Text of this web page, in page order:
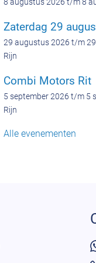
8 augustus 2026 t/m 8
Zaterdag 29
29 augustus 2026 t/m
Rijn
Combi Motors Rit
5 september 2026 t/m 5
Rijn
Alle evenementen